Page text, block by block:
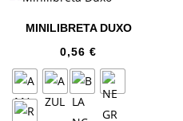
MINILIBRETA DUXO
0,56€